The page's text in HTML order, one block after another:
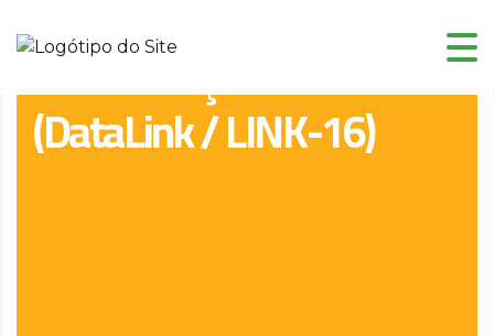
Sistemas De
Comunicações Tácticas
(DataLink / LINK-16)